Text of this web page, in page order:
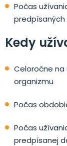
Počas
predpísaných
Kedy
Celoročne
organizmu
Počas
Počas
predpísanej